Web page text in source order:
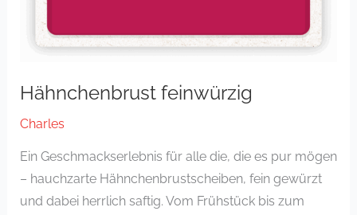
Hähnchenbrust feinwürzig
Charles
Ein Geschmackserlebnis für alle die, die es pur mögen
– hauchzarte Hähnchenbrustscheiben, fein gewürzt
und dabei herrlich saftig. Vom Frühstück bis zum